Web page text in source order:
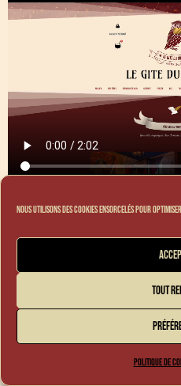
Nous utilisons des cookies ensorcelés pour
Tout
Politique de